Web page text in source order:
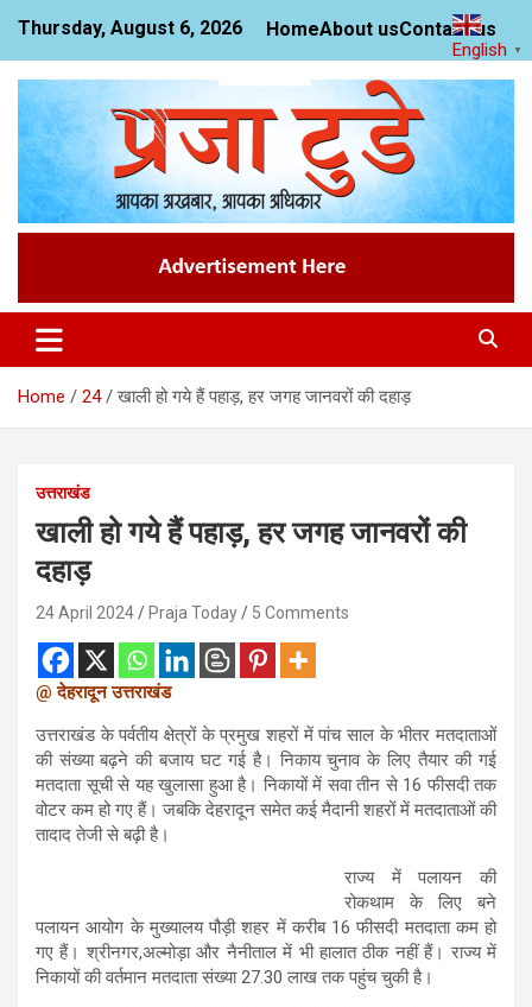
content
Thursday, August 6, 2026 HomeAbout usContact us
Praja Today
News Website
Home 24 खाली हो गये हैं पहाड़, हर जगह जानवरों की दहाड़
उत्तराखंड
खाली हो गये हैं पहाड़, हर जगह जानवरों की
दहाड़
24 April 2024 Praja Today 5 Comments
@ देहरादून उत्तराखंड
उत्तराखंड के पर्वतीय क्षेत्रों के प्रमुख शहरों में पांच साल के भीतर मतदाताओं
की संख्या बढ़ने की बजाय घट गई है। निकाय चुनाव के लिए तैयार की गई
मतदाता सूची से यह खुलासा हुआ है। निकायों में सवा तीन से 16 फीसदी तक
वोटर कम हो गए हैं। जबकि देहरादून समेत कई मैदानी शहरों में मतदाताओं की
तादाद तेजी से बढ़ी है।
राज्य में पलायन की
रोकथाम के लिए बने
पलायन आयोग के मुख्यालय पौड़ी शहर में करीब 16 फीसदी मतदाता कम हो
गए हैं। श्रीनगर,अल्मोड़ा और नैनीताल में भी हालात ठीक नहीं हैं। राज्य में
निकायों की वर्तमान मतदाता संख्या 27.30 लाख तक पहुंच चुकी है।
English ▼